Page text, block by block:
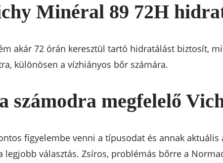
Minéral 89 72H
akár 72 órán keresztül tartó hidratálást biztosít,
különösen a vízhiányos bőr számára.
számodra megfelelő
figyelembe venni a típusodat és annak
legjobb választás. Zsíros, problémás bőrre a